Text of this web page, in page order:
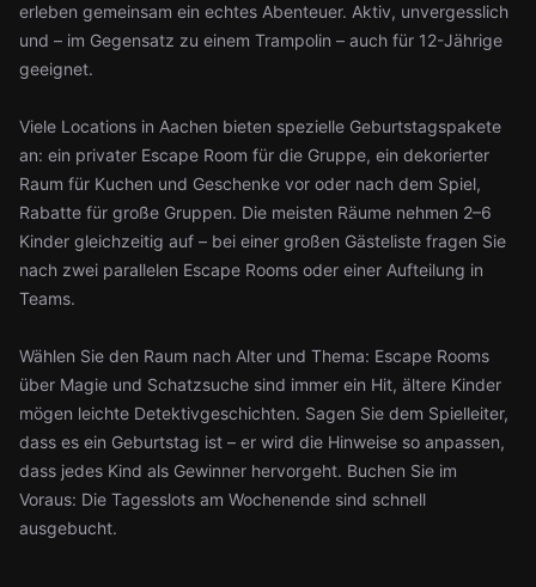
erleben gemeinsam ein echtes Abenteuer. Aktiv, unvergesslich
und – im Gegensatz zu einem Trampolin – auch für 12-Jährige
geeignet.
Viele Locations in Aachen bieten spezielle Geburtstagspakete
an: ein privater Escape Room für die Gruppe, ein dekorierter
Raum für Kuchen und Geschenke vor oder nach dem Spiel,
Rabatte für große Gruppen. Die meisten Räume nehmen 2–6
Kinder gleichzeitig auf – bei einer großen Gästeliste fragen Sie
nach zwei parallelen Escape Rooms oder einer Aufteilung in
Teams.
Wählen Sie den Raum nach Alter und Thema: Escape Rooms
über Magie und Schatzsuche sind immer ein Hit, ältere Kinder
mögen leichte Detektivgeschichten. Sagen Sie dem Spielleiter,
dass es ein Geburtstag ist – er wird die Hinweise so anpassen,
dass jedes Kind als Gewinner hervorgeht. Buchen Sie im
Voraus: Die Tagesslots am Wochenende sind schnell
ausgebucht.